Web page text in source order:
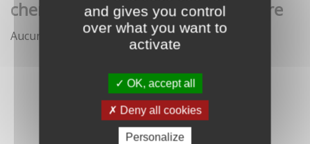
and gives you control
over what you want to
activate
OK, accept all
Deny all cookies
Personalize
chercheurs en écoles d'architecture
Aucune démarche pour le moment